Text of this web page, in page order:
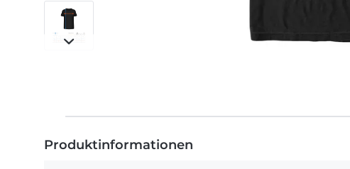
Produktinformationen